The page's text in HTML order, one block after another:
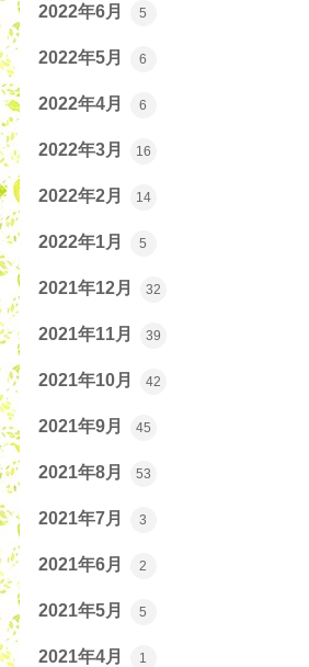
2022年6月 5
2022年5月 6
2022年4月 6
2022年3月 16
2022年2月 14
2022年1月 5
2021年12月 32
2021年11月 39
2021年10月 42
2021年9月 45
2021年8月 53
2021年7月 3
2021年6月 2
2021年5月 5
2021年4月 1